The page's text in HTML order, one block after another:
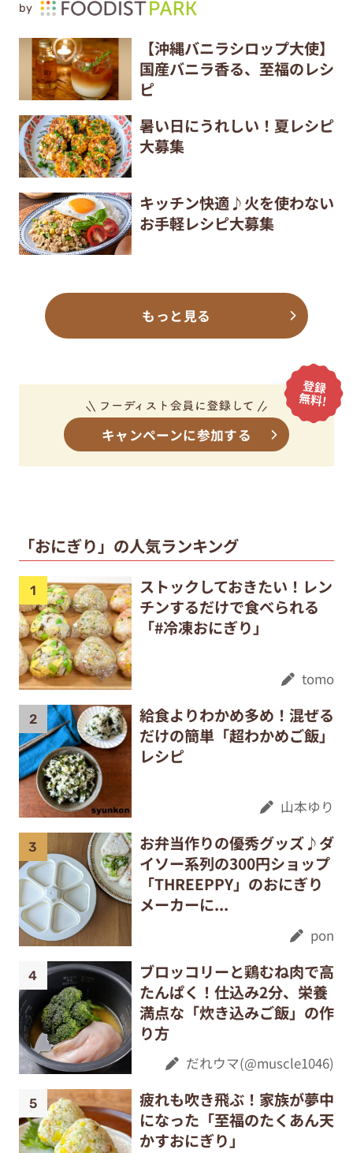
by
【沖縄バニラシロップ大使】
国産バニラ香る、至福のレシ
ピ
暑い日にうれしい！夏レシピ
大募集
キッチン快適♪火を使わない
お手軽レシピ大募集
もっと見る
キャンペーンに参加する
「おにぎり」の人気ランキング
ストックしておきたい！レン
チンするだけで食べられる
「#冷凍おにぎり」
tomo
給食よりわかめ多め！混ぜる
だけの簡単「超わかめご飯」
レシピ
山本ゆり
お弁当作りの優秀グッズ♪ダ
イソー系列の300円ショップ
「THREEPPY」のおにぎり
メーカーに...
pon
ブロッコリーと鶏むね肉で高
たんぱく！仕込み2分、栄養
満点な「炊き込みご飯」の作
り方
だれウマ(@muscle1046)
疲れも吹き飛ぶ！家族が夢中
になった「至福のたくあん天
かすおにぎり」